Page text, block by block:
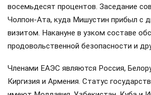
восемьдесят процентов. Заседание
Чолпон-Ата, куда Мишустин прибыл с
визитом. Накануне в узком составе
продовольственной безопасности и
Членами ЕАЭС являются Россия,
Киргизия и Армения. Статус